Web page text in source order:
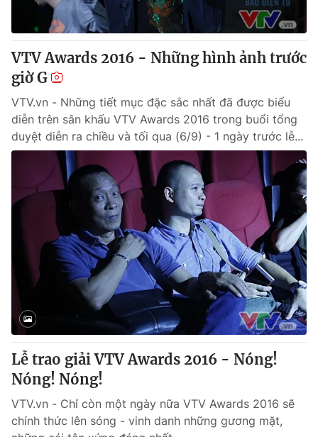
VTV Awards 2016 - Những hình ảnh trước
giờ G
VTV.vn - Những tiết mục đặc sắc nhất đã được biểu
diễn trên sân khấu VTV Awards 2016 trong buổi tổng
duyệt diễn ra chiều và tối qua (6/9) - 1 ngày trước lễ...
Lễ trao giải VTV Awards 2016 - Nóng!
Nóng! Nóng!
VTV.vn - Chỉ còn một ngày nữa VTV Awards 2016 sẽ
chính thức lên sóng - vinh danh những gương mặt,